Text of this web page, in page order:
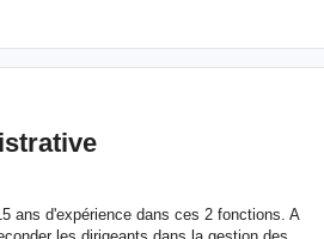
ans d'expérience dans ces 2 fonctions. A